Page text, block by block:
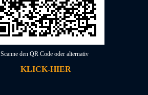
Scanne den QR Code oder alternativ
KLICK-HIER